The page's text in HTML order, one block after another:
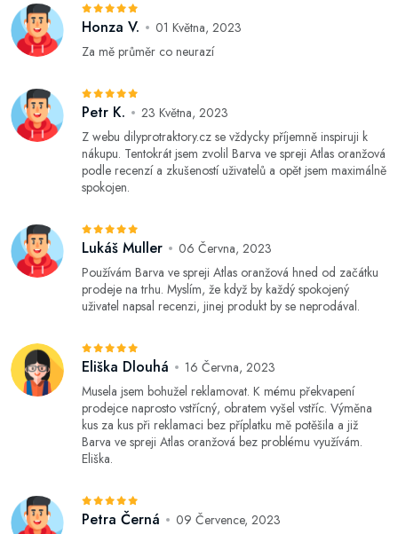
Honza V.
01 Května, 2023
Za mě průměr co neurazí
Petr K.
23 Května, 2023
Z webu dilyprotraktory.cz se vždycky příjemně inspiruji k
nákupu. Tentokrát jsem zvolil Barva ve spreji Atlas oranžová
podle recenzí a zkušeností uživatelů a opět jsem maximálně
spokojen.
Lukáš Muller
06 Června, 2023
Používám Barva ve spreji Atlas oranžová hned od začátku
prodeje na trhu. Myslím, že když by každý spokojený
uživatel napsal recenzi, jinej produkt by se neprodával.
Eliška Dlouhá
16 Června, 2023
Musela jsem bohužel reklamovat. K mému překvapení
prodejce naprosto vstřícný, obratem vyšel vstříc. Výměna
kus za kus při reklamaci bez příplatku mě potěšila a již
Barva ve spreji Atlas oranžová bez problému využívám.
Eliška.
Petra Černá
09 Července, 2023